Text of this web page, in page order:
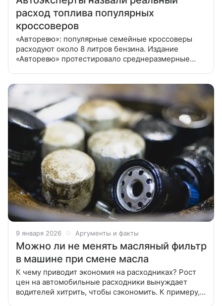
расход топлива популярных
кроссоверов
«Авторевю»: популярные семейные кроссоверы
расходуют около 8 литров бензина. Издание
«Авторевю» протестировало среднеразмерные
9 января 2026 Аргументы и факты
Можно ли не менять масляный фильтр
в машине при смене масла
К чему приводит экономия на расходниках? Рост
цен на автомобильные расходники вынуждает
водителей хитрить, чтобы сэкономить. К примеру,